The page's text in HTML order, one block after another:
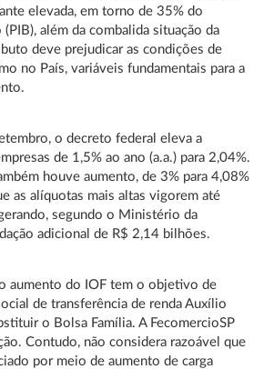
elevada, em torno de 35% do
além da combalida situação da
deve prejudicar as condições de
no País, variáveis fundamentais para a
o decreto federal eleva a
de 1,5% ao ano (a.a.) para 2,04%.
houve aumento, de 3% para 4,08%
as alíquotas mais altas vigorem até
segundo o Ministério da
adicional de R$ 2,14 bilhões.
aumento do IOF tem o objetivo de
de transferência de renda Auxílio
o Bolsa Família. A FecomercioSP
Contudo, não considera razoável que
por meio de aumento de carga